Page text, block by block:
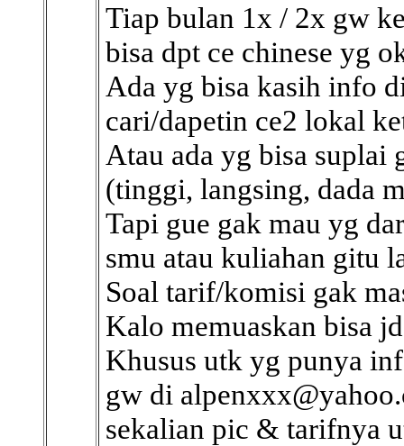
Tiap bulan 1x / 2x gw
bisa dpt ce chinese yg
Ada yg bisa kasih info
cari/dapetin ce2 lokal
Atau ada yg bisa suplai
(tinggi, langsing, dada
Tapi gue gak mau yg
smu atau kuliahan gitu
Soal tarif/komisi gak
Kalo memuaskan bisa
Khusus utk yg punya
gw di
sekalian pic & tarifnya